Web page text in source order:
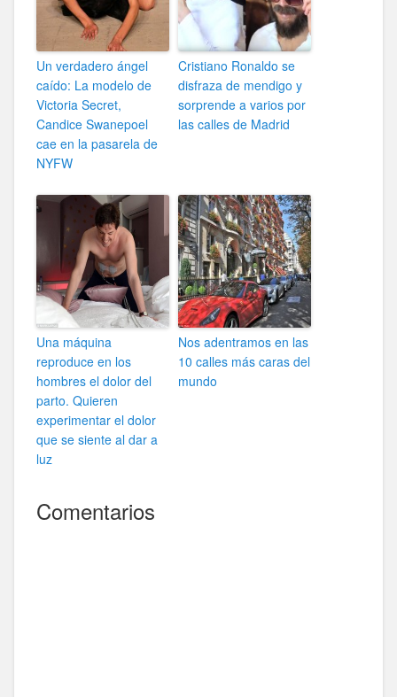
Un verdadero ángel
caído: La modelo de
Victoria Secret,
Candice Swanepoel
cae en la pasarela de
NYFW
Cristiano Ronaldo se
disfraza de mendigo y
sorprende a varios por
las calles de Madrid
Una máquina
reproduce en los
hombres el dolor del
parto. Quieren
experimentar el dolor
que se siente al dar a
luz
Nos adentramos en las
10 calles más caras del
mundo
Comentarios